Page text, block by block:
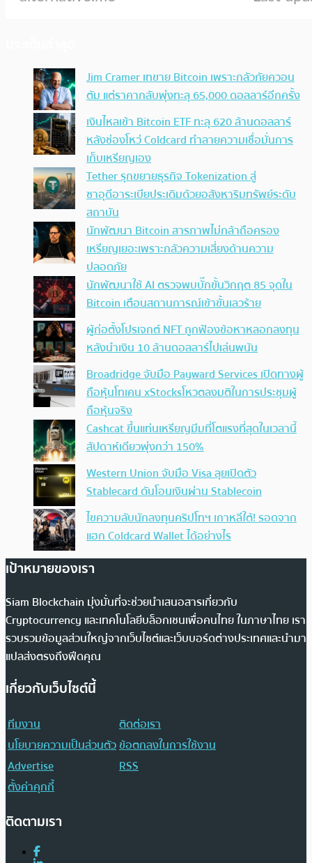
Jim Cramer เทขาย Bitcoin เพราะกลัวภัยควอน
ตัม แต่ราคากลับพุ่งทะลุ 65,000 ดอลลาร์อีกครั้ง
เงินไหลเข้า Bitcoin ETF ทะลุ 620 ล้านดอลลาร์
หลังช่องโหว่ Coldcard ทำลายความเชื่อมั่นการ
เก็บเหรียญเอง
Tether รุกขยายธุรกิจ Tokenization สู่
ซาอุดีอาระเบียประเดิมด้วยอสังหาริมทรัพย์ระดับ
สถาบัน
นักพัฒนา Bitcoin สารภาพไม่กล้าถือครอง
เหรียญเยอะเพราะกลัวความเสี่ยงด้านความ
ปลอดภัย
นักพัฒนาใช้ AI ตรวจพบบั๊กขั้นวิกฤต 85 จุดใน
Bitcoin เตือนสถานการณ์เข้าขั้นเลวร้าย
ผู้ก่อตั้งโปรเจกต์ NFT ถูกฟ้องข้อหาหลอกลงทุน
หลังนำเงิน 10 ล้านดอลลาร์ไปเล่นพนัน
Broadridge จับมือ Payward Services เปิดทางผู้
ถือหุ้นโทเคน xStocksโหวตลงมติในการประชุมผู้
ถือหุ้นจริง
Cashcat ขึ้นแท่นเหรียญมีมที่โตแรงที่สุดในเวลานี้
สัปดาห์เดียวพุ่งกว่า 150%
Western Union จับมือ Visa ลุยเปิดตัว
Stablecard ดันโอนเงินผ่าน Stablecoin
ไขความลับนักลงทุนคริปโทฯ เกาหลีใต้! รอดจาก
แฮก Coldcard Wallet ได้อย่างไร
เป้าหมายของเรา
Siam Blockchain มุ่งมั่นที่จะช่วยนำเสนอสารเกี่ยวกับ
Cryptocurrency และเทคโนโลยีบล็อกเชนเพื่อคนไทย ในภาษาไทย เรา
รวบรวมข้อมูลส่วนใหญ่จากเว็บไซต์และเว็บบอร์ดต่างประเทศและนำมา
แปลส่งตรงถึงฟีดคุณ
เกี่ยวกับเว็บไซต์นี้
ทีมงาน
ติดต่อเรา
นโยบายความเป็นส่วนตัวข้อตกลงในการใช้งาน
Advertise
RSS
ตั้งค่าคุกกี้
ติดตามเรา